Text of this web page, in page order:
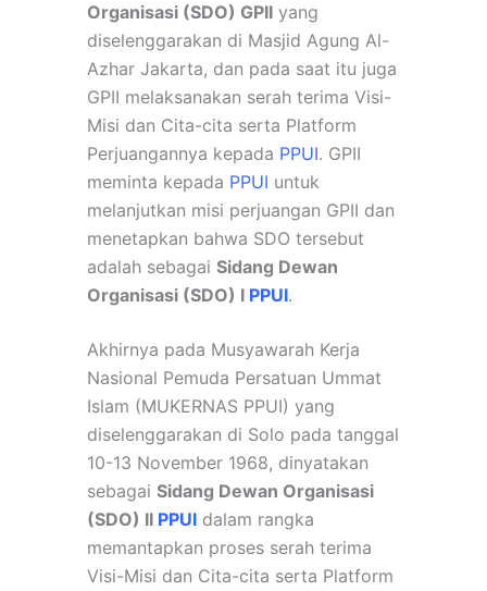
Organisasi (SDO) GPII yang
diselenggarakan di Masjid Agung Al-
Azhar Jakarta, dan pada saat itu juga
GPII melaksanakan serah terima Visi-
Misi dan Cita-cita serta Platform
Perjuangannya kepada PPUI. GPII
meminta kepada PPUI untuk
melanjutkan misi perjuangan GPII dan
menetapkan bahwa SDO tersebut
adalah sebagai Sidang Dewan
Organisasi (SDO) I PPUI.
Akhirnya pada Musyawarah Kerja
Nasional Pemuda Persatuan Ummat
Islam (MUKERNAS PPUI) yang
diselenggarakan di Solo pada tanggal
10-13 November 1968, dinyatakan
sebagai Sidang Dewan Organisasi
(SDO) II PPUI dalam rangka
memantapkan proses serah terima
Visi-Misi dan Cita-cita serta Platform